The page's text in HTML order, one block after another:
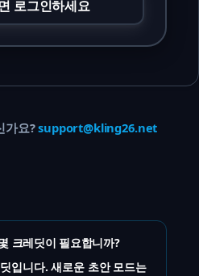
로그인하세요
가요?support@kling26.net
크레딧이 필요합니까?
입니다. 새로운 초안 모드는